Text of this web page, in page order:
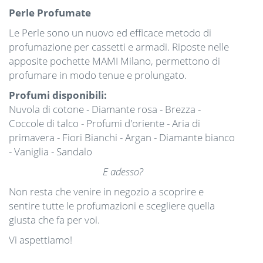
Perle Profumate
Le Perle sono un nuovo ed efficace metodo di
profumazione per cassetti e armadi. Riposte nelle
apposite pochette MAMI Milano, permettono di
profumare in modo tenue e prolungato.
Profumi disponibili:
Nuvola di cotone - Diamante rosa - Brezza -
Coccole di talco - Profumi d'oriente - Aria di
primavera - Fiori Bianchi - Argan - Diamante bianco
- Vaniglia - Sandalo
E adesso?
Non resta che venire in negozio a scoprire e
sentire tutte le profumazioni e scegliere quella
giusta che fa per voi.
Vi aspettiamo!